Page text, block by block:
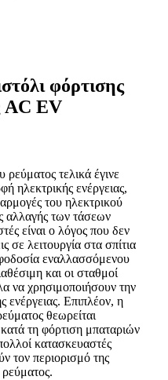
φόρτισης
AC EV
τελικά έγινε
ηλεκτρικής ενέργειας,
του ηλεκτρικού
αλλαγής των τάσεων
είναι ο λόγος που δεν
σε λειτουργία στα σπίτια
εναλλασσόμενου
και οι σταθμοί
να χρησιμοποιήσουν την
ενέργειας. Επιπλέον, η
θεωρείται
τη φόρτιση μπαταριών
κατασκευαστές
τον περιορισμό της